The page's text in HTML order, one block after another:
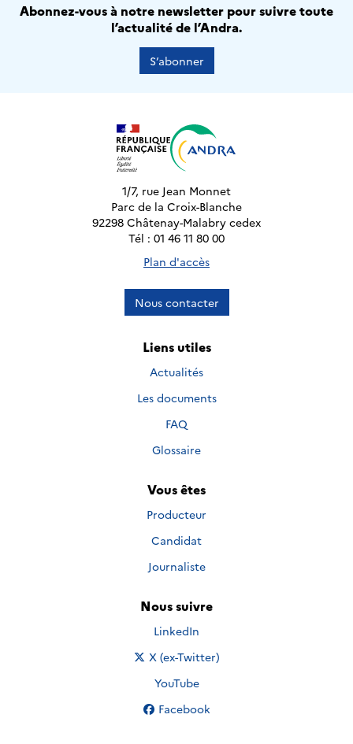
Abonnez-vous à notre newsletter pour suivre toute
l’actualité de l’Andra.
S’abonner
1/7, rue Jean Monnet
Parc de la Croix-Blanche
92298 Châtenay-Malabry cedex
Tél : 01 46 11 80 00
Plan d'accès
Nous contacter
Liens utiles
Actualités
Les documents
FAQ
Glossaire
Vous êtes
Producteur
Candidat
Journaliste
Nous suivre
Nous suivre sur
LinkedIn
Nous suivre sur
X (ex-Twitter)
Nous suivre sur
YouTube
Nous suivre sur
Facebook